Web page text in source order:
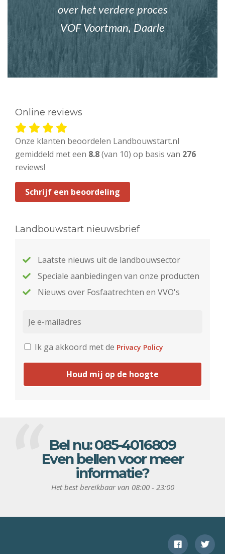
over het verdere proces
VOF Voortman, Daarle
Online reviews
Onze klanten beoordelen Landbouwstart.nl
gemiddeld met een 8.8(van 10) op basis van 276
reviews!
Schrijf een beoordeling
Landbouwstart nieuwsbrief
Laatste nieuws uit de landbouwsector
Speciale aanbiedingen van onze producten
Nieuws over Fosfaatrechten en VVO's
Ik ga akkoord met de Privacy Policy
Houd mij op de hoogte
Bel nu:085-4016809
Even bellen voor meer
informatie?
Het best bereikbaar van 08:00 - 23:00